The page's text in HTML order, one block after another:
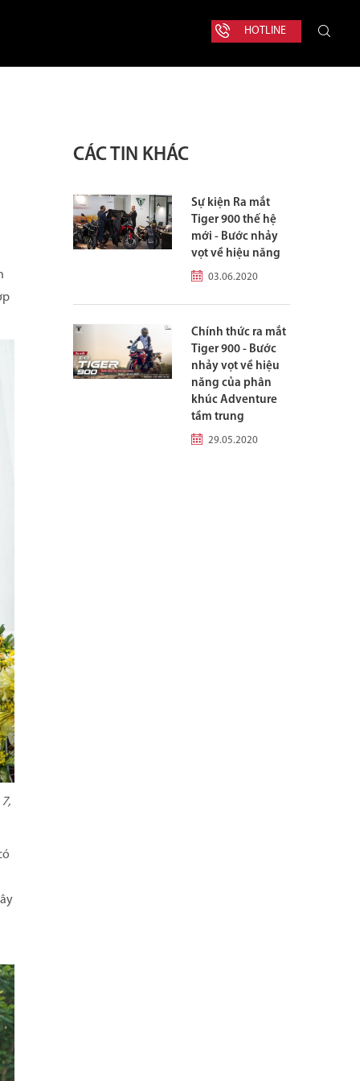
HOTLINE
CÁC TIN KHÁC
Sự kiện Ra mắt
Tiger 900 thế hệ
mới - Bước nhảy
vọt về hiệu năng
03.06.2020
Chính thức ra mắt
Tiger 900 - Bước
nhảy vọt về hiệu
năng của phân
khúc Adventure
tầm trung
29.05.2020